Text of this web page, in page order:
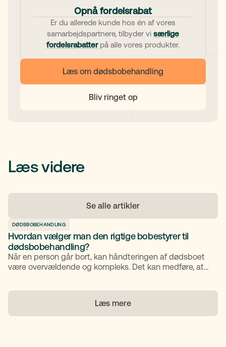
Opnå fordelsrabat
Er du allerede kunde hos én af vores
samarbejdspartnere, tilbyder vi særlige
fordelsrabatterpå alle vores produkter.
Læs om dødsbobehandling
Bliv ringet op
Læs videre
Se alle artikler
DØDSBOBEHANDLING
Hvordan vælger man den rigtige bobestyrer til
dødsbobehandling?
Når en person går bort, kan håndteringen af dødsboet
være overvældende og kompleks. Det kan medføre, at
bobestyrer? Hos TestaViva har vi nøglen til
spørgsmålet.
Læs mere